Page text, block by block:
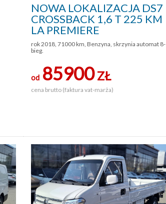
NOWA LOKALIZACJA DS7
CROSSBACK 1,6 T 225 KM
LA PREMIERE
rok 2018, 71000 km, Benzyna, skrzynia automat 8-
bieg.
od 85900ZŁ
cena brutto (faktura vat-marża)